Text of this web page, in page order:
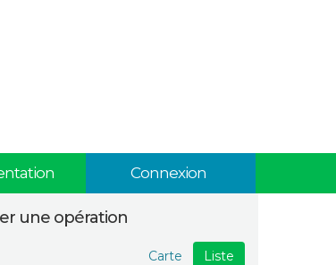
Connexion
une opération
Liste
Carte